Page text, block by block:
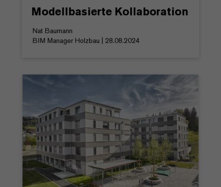
Modellbasierte Kollaboration
Nat Baumann
BIM Manager Holzbau | 28.08.2024